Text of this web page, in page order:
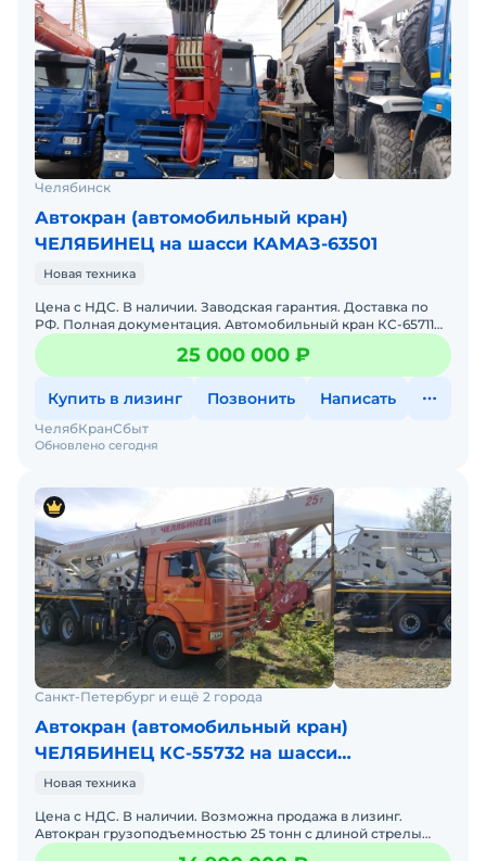
Челябинск
Автокран (автомобильный кран)
ЧЕЛЯБИНЕЦ на шасси КАМАЗ-63501
Новая техника
Цена с НДС. В наличии. Заводская гарантия. Доставка по
РФ. Полная документация. Автомобильный кран КС-65711
ЧЕЛЯБИНЕЦ серии «Плюс», предлагаемый в настоящем пр
25 000 000 ₽
Купить в лизинг Позвонить Написать
Обновлено сегодня
ЧелябКранСбыт
Санкт-Петербург и ещё 2 города
Автокран (автомобильный кран)
ЧЕЛЯБИНЕЦ КС-55732 на шасси
КАМАЗ-65115
Новая техника
Цена с НДС. В наличии. Возможна продажа в лизинг.
Автокран грузоподъемностью 25 тонн с длиной стрелы
24,5 метра обладает следующим комплексом